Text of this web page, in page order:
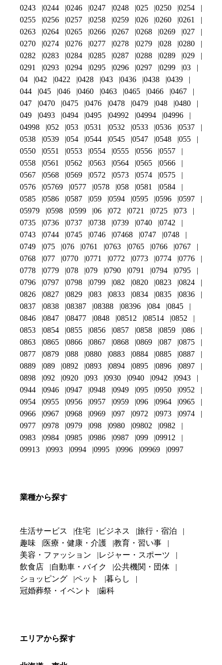
0243
0244 0246 0247 0248 025 0250
0254
0255
0256 0257 0258 0259 026 0260
0261
0263
0264 0265 0266 0267 0268 0269
027
0270
0274 0276 0277 0278 0279 028
0280
0282
0283 0284 0285 0287 0288 0289
029
0291
0293 0294 0295 0296 0297 0299
03
04
042 0422 0428 043 0436 0438
0439
044
045 046 0460 0463 0465 0466
0467
047
0470 0475 0476 0478 0479 048
0480
049
0493 0494 0495 04992 04994
04996
04998
052 053 0531 0532 0533 0536
0537
0538
0539 054 0544 0545 0547 0548
055
0550
0551 0553 0554 0555 0556
0557
0558
0561 0562 0563 0564 0565
0566
0567
0568 0569 0572 0573 0574
0575
0576
05769 0577 0578 058 0581
0584
0585
0586 0587 059 0594 0595 0596
0597
05979
0598 0599 06 072 0721 0725
073
0735
0736 0737 0738 0739 0740
0742
0743
0744 0745 0746 07468 0747
0748
0749
075 076 0761 0763 0765 0766
0767
0768
077 0770 0771 0772 0773 0774
0776
0778
0779 078 079 0790 0791 0794
0795
0796
0797 0798 0799 082 0820 0823
0824
0826
0827 0829 083 0833 0834 0835
0836
0837
0838 08387 08388 08396 084
0845
0846
0847 08477 0848 08512 08514
0852
0853
0854 0855 0856 0857 0858 0859
086
0863
0865 0866 0867 0868 0869 087
0875
0877
0879 088 0880 0883 0884 0885
0887
0889
089 0892 0893 0894 0895 0896
0897
0898
092 0920 093 0930 0940 0942
0943
0944
0946 0947 0948 0949 095 0950
0952
0954
0955 0956 0957 0959 096 0964
0965
0966
0967 0968 0969 097 0972 0973
0974
0977
0978 0979 098 0980 09802
0982
0983
0984 0985 0986 0987 099
09912
09913
0993 0994 0995 0996 09969 0997
業種から探す
生活サービス 住宅 ビジネス
旅行・宿泊
趣味
医療・健康・介護
教育・習い事
美容・ファッション
レジャー・スポーツ
飲食店
自動車・バイク
公共機関・団体
ショッピング
ペット
暮らし
冠婚葬祭・イベント
歯科
エリアから探す